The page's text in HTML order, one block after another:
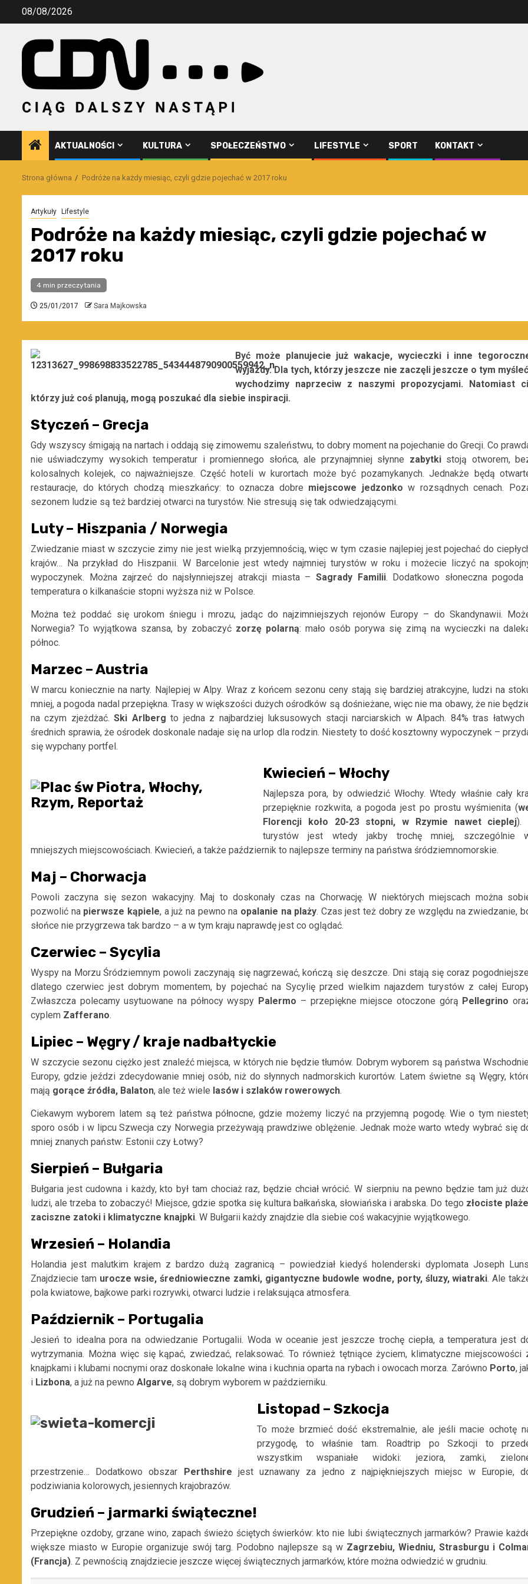
Przejdź08/08/2026
AKTUALNOŚCI KULTURA SPOŁECZEŃSTWO LIFESTYLE SPORT KONTAKT
Strona główna Podróże na każdy miesiąc, czyli gdzie pojechać w 2017 roku
Artykuły Lifestyle
Podróże na każdy miesiąc, czyli gdzie pojechać w
2017 roku
4 min przeczytania
25/01/2017 Sara Majkowska
Być może planujecie już wakacje, wycieczki i inne
wyjazdy. Dla tych, którzy jeszcze nie zaczęli jeszcze o tym
wychodzimy naprzeciw z naszymi propozycjami. Natomiast
którzy już coś planują, mogą poszukać dla siebie inspiracji.
Styczeń – Grecja
Gdy wszyscy śmigają na nartach i oddają się zimowemu szaleństwu, to dobry moment na pojechanie do Grecji. Co
nie uświadczymy wysokich temperatur i promiennego słońca, ale przynajmniej słynne zabytkistoją otworem,
kolosalnych kolejek, co najważniejsze. Część hoteli w kurortach może być pozamykanych. Jednakże będą
restauracje, do których chodzą mieszkańcy: to oznacza dobre miejscowe jedzonko w rozsądnych cenach.
sezonem ludzie są też bardziej otwarci na turystów. Nie stresują się tak odwiedzającymi.
Luty – Hiszpania / Norwegia
Zwiedzanie miast w szczycie zimy nie jest wielką przyjemnością, więc w tym czasie najlepiej jest pojechać do
krajów… Na przykład do Hiszpanii. W Barcelonie jest wtedy najmniej turystów w roku i możecie liczyć na
wypoczynek. Można zajrzeć do najsłynniejszej atrakcji miasta – Sagrady Familii. Dodatkowo słoneczna pogoda
temperatura o kilkanaście stopni wyższa niż w Polsce.
Można też poddać się urokom śniegu i mrozu, jadąc do najzimniejszych rejonów Europy – do Skandynawii.
Norwegia? To wyjątkowa szansa, by zobaczyć zorzę polarną: mało osób porywa się zimą na wycieczki na
północ.
Marzec – Austria
W marcu koniecznie na narty. Najlepiej w Alpy. Wraz z końcem sezonu ceny stają się bardziej atrakcyjne, ludzi na
mniej, a pogoda nadal przepiękna. Trasy w większości dużych ośrodków są dośnieżane, więc nie ma obawy, że nie
na czym zjeżdżać.Ski Arlberg to jedna z najbardziej luksusowych stacji narciarskich w Alpach. 84% tras łatwych
średnich sprawia, że ośrodek doskonale nadaje się na urlop dla rodzin. Niestety to dość kosztowny wypoczynek –
się wypchany portfel.
Kwiecień – Włochy
Najlepsza pora, by odwiedzić Włochy. Wtedy właśnie cały
przepięknie rozkwita, a pogoda jest po prostu wyśmienita (
Florencji koło 20-23 stopni, w Rzymie nawet cieplej).
turystów jest wtedy jakby trochę mniej, szczególnie
mniejszych miejscowościach. Kwiecień, a także październik to najlepsze terminy na państwa śródziemnomorskie.
Maj – Chorwacja
Powoli zaczyna się sezon wakacyjny. Maj to doskonały czas na Chorwację. W niektórych miejscach można
pozwolić na pierwsze kąpiele, a już na pewno na opalanie na plaży. Czas jest też dobry ze względu na zwiedzanie,
słońce nie przygrzewa tak bardzo – a w tym kraju naprawdę jest co oglądać.
Czerwiec – Sycylia
Wyspy na Morzu Śródziemnym powoli zaczynają się nagrzewać, kończą się deszcze. Dni stają się coraz
dlatego czerwiec jest dobrym momentem, by pojechać na Sycylię przed wielkim najazdem turystów z całej
Zwłaszcza polecamy usytuowane na północy wyspy Palermo – przepiękne miejsce otoczone górą Pellegrino
cyplem Zafferano.
Lipiec – Węgry / kraje nadbałtyckie
W szczycie sezonu ciężko jest znaleźć miejsca, w których nie będzie tłumów. Dobrym wyborem są państwa
Europy, gdzie jeździ zdecydowanie mniej osób, niż do słynnych nadmorskich kurortów. Latem świetne są Węgry,
mają gorące źródła, Balaton, ale też wiele lasów i szlaków rowerowych.
Ciekawym wyborem latem są też państwa północne, gdzie możemy liczyć na przyjemną pogodę. Wie o tym
sporo osób i w lipcu Szwecja czy Norwegia przeżywają prawdziwe oblężenie. Jednak może warto wtedy wybrać się
mniej znanych państw: Estonii czy Łotwy?
Sierpień – Bułgaria
Bułgaria jest cudowna i każdy, kto był tam chociaż raz, będzie chciał wrócić. W sierpniu na pewno będzie tam już
ludzi, ale trzeba to zobaczyć! Miejsce, gdzie spotka się kultura bałkańska, słowiańska i arabska. Do tego złociste
zaciszne zatoki i klimatyczne knajpki. W Bułgarii każdy znajdzie dla siebie coś wakacyjnie wyjątkowego.
Wrzesień – Holandia
Holandia jest malutkim krajem z bardzo dużą zagranicą – powiedział kiedyś holenderski dyplomata Joseph
Znajdziecie tam urocze wsie, średniowieczne zamki, gigantyczne budowle wodne, porty, śluzy, wiatraki. Ale
pola kwiatowe, bajkowe parki rozrywki, otwarci ludzie i relaksująca atmosfera.
Październik – Portugalia
Jesień to idealna pora na odwiedzanie Portugalii. Woda w oceanie jest jeszcze trochę ciepła, a temperatura jest
wytrzymania. Można więc się kąpać, zwiedzać, relaksować. To również tętniące życiem, klimatyczne miejscowości
knajpkami i klubami nocnymi oraz doskonałe lokalne wina i kuchnia oparta na rybach i owocach morza. Zarówno Porto,
i Lizbona, a już na pewno Algarve, są dobrym wyborem w październiku.
Listopad – Szkocja
To może brzmieć dość ekstremalnie, ale jeśli macie ochotę
przygodę, to właśnie tam. Roadtrip po Szkocji to
wszystkim wspaniałe widoki: jeziora, zamki,
przestrzenie… Dodatkowo obszar Perthshire jest uznawany za jedno z najpiękniejszych miejsc w Europie,
podziwiania kolorowych, jesiennych krajobrazów.
Grudzień – jarmarki świąteczne!
Przepiękne ozdoby, grzane wino, zapach świeżo ściętych świerków: kto nie lubi świątecznych jarmarków? Prawie
większe miasto w Europie organizuje swój targ. Podobno najlepsze są w Zagrzebiu, Wiedniu, Strasburgu i
(Francja). Z pewnością znajdziecie jeszcze więcej świątecznych jarmarków, które można odwiedzić w grudniu.